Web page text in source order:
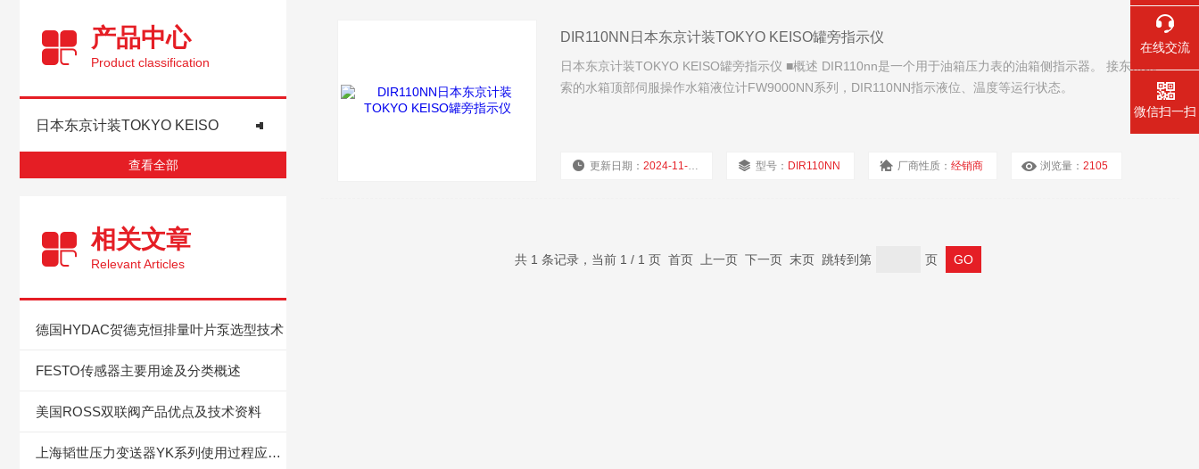
产品中心
Product classification
日本东京计装TOKYO KEISO
查看全部
相关文章
Relevant Articles
德国HYDAC贺德克恒排量叶片泵选型技术
FESTO传感器主要用途及分类概述
美国ROSS双联阀产品优点及技术资料
上海韬世压力变送器YK系列使用过程应注意考虑下列情况
DIR110NN日本东京计装TOKYO KEISO罐旁指示仪
日本东京计装TOKYO KEISO罐旁指示仪 ■概述 DIR110nn是一个用于油箱压力表的油箱侧指示器。 接东京凯
索的水箱顶部伺服操作水箱液位计FW9000NN系列，DIR110NN指示液位、温度等运行状态。
更新日期：2024-11-22 型号： DIR110NN 厂商性质：经销商 浏览量：2105
共 1 条记录，当前 1 / 1 页 首页 上一页 下一页 末页 跳转到第 页
在线交流
微信扫一扫